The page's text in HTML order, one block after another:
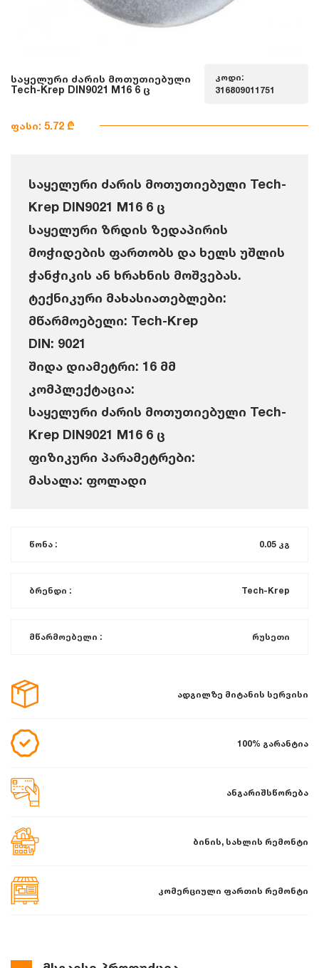
საყელური ძარის მოთუთიებული
Tech-Krep DIN9021 M16 6 ც
კოდი:
316809011751
ფასი: 5.72 ₾
საყელური ძარის მოთუთიებული Tech-
Krep DIN9021 M16 6 ც
საყელური ზრდის ზედაპირის
მოჭიდების ფართობს და ხელს უშლის
ჭანჭიკის ან ხრახნის მოშვებას.
ტექნიკური მახასიათებლები:
მწარმოებელი: Tech-Krep
DIN: 9021
შიდა დიამეტრი: 16 მმ
კომპლექტაცია:
საყელური ძარის მოთუთიებული Tech-
Krep DIN9021 M16 6 ც
ფიზიკური პარამეტრები:
მასალა: ფოლადი
წონა : 0.05 კგ
ბრენდი : Tech-Krep
მწარმოებელი : რუსეთი
ადგილზე მიტანის სერვისი
100% გარანტია
ანგარიშსწორება
ბინის, სახლის რემონტი
კომერციული ფართის რემონტი